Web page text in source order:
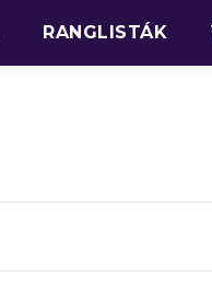
RANGLISTÁK